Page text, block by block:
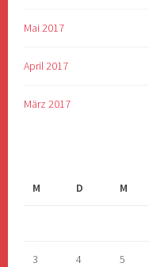
Mai 2017
April 2017
März 2017
M
D M
3 4 5